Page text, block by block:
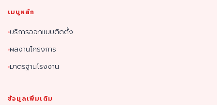
เมนูหลัก
บริการออกแบบติดตั้ง
ผลงานโครงการ
มาตรฐานโรงงาน
ข้อมูลเพิ่มเติม